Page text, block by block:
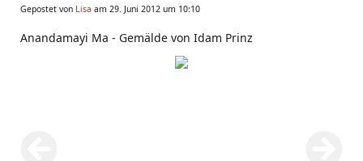
Gepostet von Lisa am 29. Juni 2012 um 10:10
Anandamayi Ma - Gemälde von Idam Prinz